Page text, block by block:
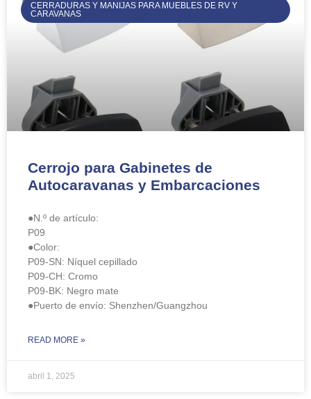
CERRADURAS Y MANIJAS PARA MUEBLES DE RV Y
CARAVANAS
Cerrojo para Gabinetes de
Autocaravanas y Embarcaciones
●N.º de artículo:
​​P09
●Color:
P09-SN: Níquel cepillado
P09-CH: Cromo
P09-BK: Negro mate
●Puerto de envío: Shenzhen/Guangzhou
READ MORE »
abril 1, 2025